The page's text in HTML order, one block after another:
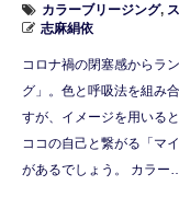
カラーブリージング,
志麻絹依
コロナ禍の閉塞感からラ
グ」。色と呼吸法を組み
すが、イメージを用いる
ココの自己と繋がる「マ
があるでしょう。 カラー